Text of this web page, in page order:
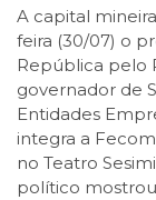
A capital
feira (30/07) o
República pelo
governador de
Entidades
integra a
no Teatro
político